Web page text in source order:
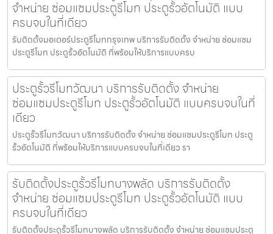
จำหน่าย ซ่อมแซมประตูรีโมท ประตูรั้วอัตโนมัติ แบบ
ครบจบในที่เดียว
รับติดตั้งมอเตอร์ประตูรีโมทกรุงเทพ บริการรับติดตั้ง จำหน่าย ซ่อมแซม
ประตูรีโมท ประตูรั้วอัตโนมัติ ที่พร้อมให้บริการแบบครบ
ประตูรั้วรีโมทวัฒนา บริการรับติดตั้ง จำหน่าย
ซ่อมแซมประตูรีโมท ประตูรั้วอัตโนมัติ แบบครบจบในที่
เดียว
ประตูรั้วรีโมทวัฒนา บริการรับติดตั้ง จำหน่าย ซ่อมแซมประตูรีโมท ประตู
รั้วอัตโนมัติ ที่พร้อมให้บริการแบบครบจบในที่เดียว รา
รับติดตั้งประตูรั้วรีโมทบางพลัด บริการรับติดตั้ง
จำหน่าย ซ่อมแซมประตูรีโมท ประตูรั้วอัตโนมัติ แบบ
ครบจบในที่เดียว
รับติดตั้งประตูรั้วรีโมทบางพลัด บริการรับติดตั้ง จำหน่าย ซ่อมแซมประตู